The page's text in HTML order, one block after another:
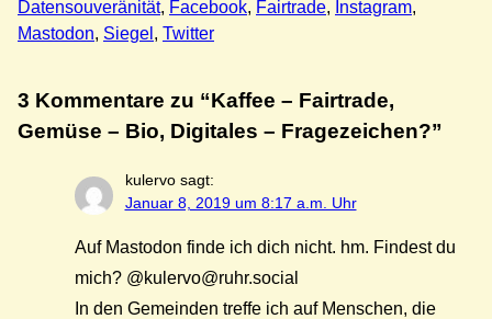
Datensouveränität, Facebook, Fairtrade, Instagram
Mastodon, Siegel , Twitter
3 Kommentare zu “Kaffee – Fairtrade,
Gemüse – Bio, Digitales – Fragezeichen?”
kulervo sagt:
Januar 8, 2019 um 8:17 a.m. Uhr
Auf Mastodon finde ich dich nicht. hm. Findest du
mich? @kulervo@ruhr.social
In den Gemeinden treffe ich auf Menschen, die